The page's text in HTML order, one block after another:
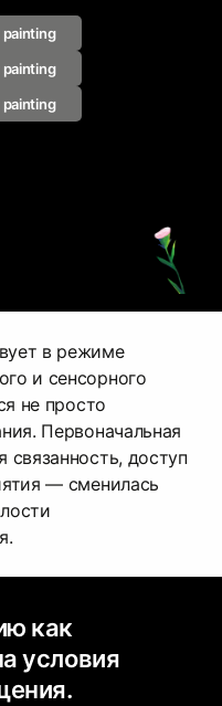
в режиме
и сенсорного
не просто
Первоначальная
доступ
— сменилась
как
условия